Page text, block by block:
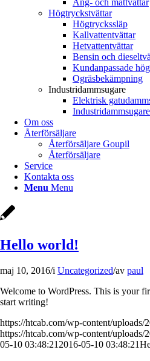
Ång- och mattvättar
Högtryckstvättar
Högtryckssläp
Kallvattentvättar
Hetvattentvättar
Bensin och
Kundanpassade
Ogräsbekämpning
Industridammsugare
Elektrisk
Industridammsugare
Om oss
Återförsäljare
Återförsäljare Goupil
Återförsäljare
Service
Kontakta oss
Menu Menu
Hello world!
maj 10, 2016/i Uncategorized/av paul
Welcome to WordPress. This is your
start writing!
https://htcab.com/wp-content/uploads/
https://htcab.com/wp-content/uploads/
05-10 03:48:21 2016-05-10 03:48:21